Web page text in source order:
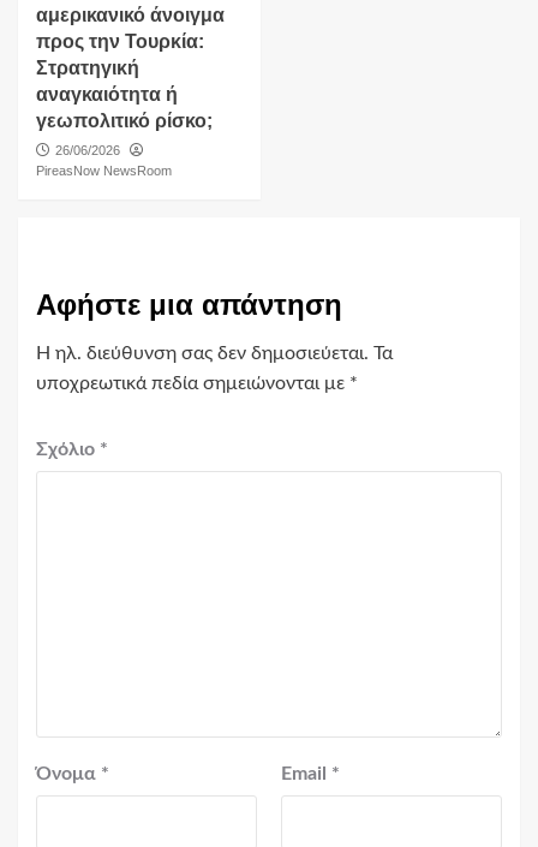
αμερικανικό άνοιγμα
προς την Τουρκία:
Στρατηγική
αναγκαιότητα ή
γεωπολιτικό ρίσκο;
26/06/2026
PireasNow NewsRoom
Αφήστε μια απάντηση
Η ηλ. διεύθυνση σας δεν δημοσιεύεται. Τα
υποχρεωτικά πεδία σημειώνονται με *
Σχόλιο *
Όνομα * Email *